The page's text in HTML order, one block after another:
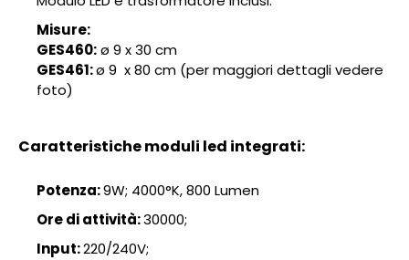
Misure:
GES460:ø 9 x 30 cm
GES461:ø 9 x 80 cm (per maggiori dettagli vedere
foto)
Caratteristiche moduli led integrati:
Potenza:9W; 4000°K, 800 Lumen
Ore di attività:30000;
Input:220/240V;